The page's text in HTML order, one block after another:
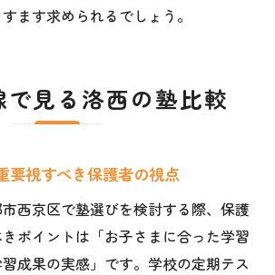
ます求められるでしょう。
見る洛西の塾比較
要視すべき保護者の視点
西京区で塾選びを検討する際、保護
ポイントは「お子さまに合った学習
成果の実感」です。学校の定期テス